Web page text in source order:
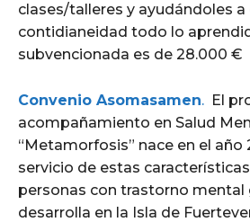
clases/talleres y ayudándoles
contidianeidad todo lo
subvencionada es de 28.000 €
Convenio Asomasamen. El
acompañamiento en Salud
“Metamorfosis” nace en el año
servicio de estas
personas con trastorno mental
desarrolla en la Isla de